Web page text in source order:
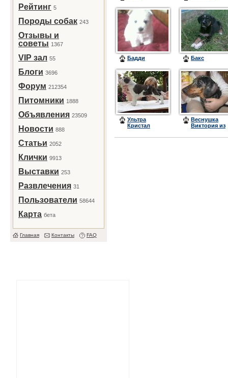
Рейтинг 5
Породы собак 243
Отзывы и
советы 1367
VIP зал 55
Блоги 3696
Форум 212354
Питомники 1888
Объявления 23509
Новости 888
Статьи 2052
Клички 9913
Выставки 253
Развлечения 31
Пользователи 58644
Карта бета
Главная Контакты FAQ
Бадди Бакс
Ультра
Кристал
(Барон)
Веснушка
Виктория из
дома